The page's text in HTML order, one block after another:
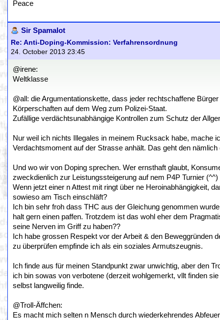
Peace
Sir Spamalot
Re: Anti-Doping-Kommission: Verfahrensordnung
24. October 2013 23:45
@irene:
Weltklasse
@all: die Argumentationskette, dass jeder rechtschaffene
Körperschaften auf dem Weg zum Polizei-Staat.
Zufällige verdächtsunabhängige Kontrollen zum Schutz der
Nur weil ich nichts Illegales in meinem Rucksack habe, mache
Verdachtsmoment auf der Strasse anhält. Das geht den
Und wo wir von Doping sprechen. Wer ernsthaft glaubt,
zweckdienlich zur Leistungssteigerung auf nem P4P Turnier
Wenn jetzt einer n Attest mit ringt über ne Heroinabhängigkeit,
sowieso am Tisch einschläft?
Ich bin sehr froh dass THC aus der Gleichung genommen
halt gern einen paffen. Trotzdem ist das wohl eher dem
seine Nerven im Griff zu haben??
Ich habe grossen Respekt vor der Arbeit & den Beweggründen
zu überprüfen empfinde ich als ein soziales Armutszeugnis.
Ich finde aus für meinen Standpunkt zwar unwichtig, aber den
ich bin sowas von verbotene (derzeit wohlgemerkt, vllt finden
selbst langweilig finde.
@Troll-Äffchen:
Es macht mich selten n Mensch durch wiederkehrendes